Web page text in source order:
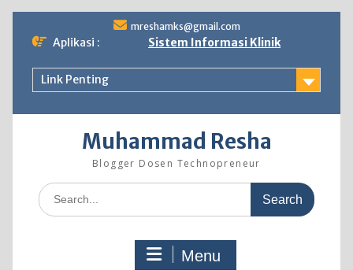
to
content
mreshamks@gmail.com
Aplikasi : Sistem Informasi Klinik
Link Penting
Muhammad Resha
Blogger Dosen Technopreneur
Search
for:
Menu